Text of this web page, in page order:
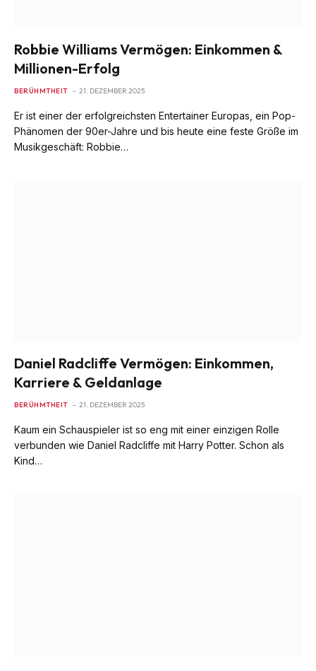
Robbie Williams Vermögen: Einkommen &
Millionen-Erfolg
BERÜHMTHEIT 21. DEZEMBER 2025
Er ist einer der erfolgreichsten Entertainer Europas, ein Pop-
Phänomen der 90er-Jahre und bis heute eine feste Größe im
Musikgeschäft: Robbie…
Daniel Radcliffe Vermögen: Einkommen,
Karriere & Geldanlage
BERÜHMTHEIT 21. DEZEMBER 2025
Kaum ein Schauspieler ist so eng mit einer einzigen Rolle
verbunden wie Daniel Radcliffe mit Harry Potter. Schon als
Kind…